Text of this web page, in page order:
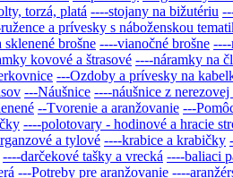
torzá, platá ----stojany na bižutériu
a prívesky s náboženskou
brošne ----vianočné brošne
kovové a štrasové ----náramky na
---Ozdoby a prívesky na
---Náušnice ----náušnice z
--Tvorenie a aranžovanie ---
----polotovary - hodinové a hracie
a tylové ----krabice a krabičky
----darčekové tašky a vrecká ----baliaci
---Potreby pre aranžovanie ----